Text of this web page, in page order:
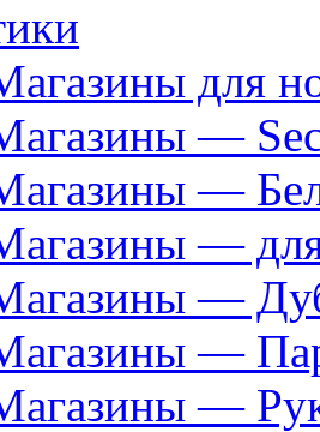
для
—
—
—
—
—
—